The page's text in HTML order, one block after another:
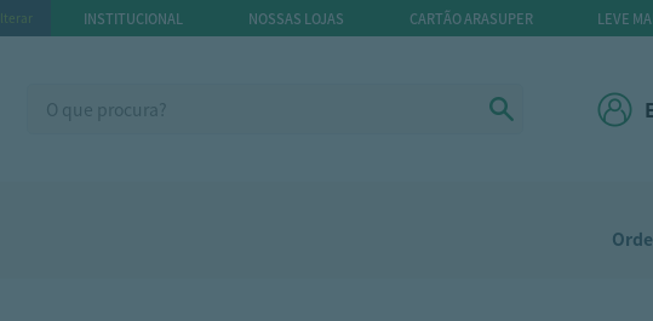
alterar INSTITUCIONAL NOSSAS LOJAS CARTÃO ARASUPER LEVE